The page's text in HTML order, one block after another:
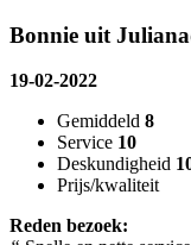
Bonnie uit
19-02-2022
Gemiddeld 8
Service 10
Deskundigheid
Prijs/kwaliteit
Reden bezoek: